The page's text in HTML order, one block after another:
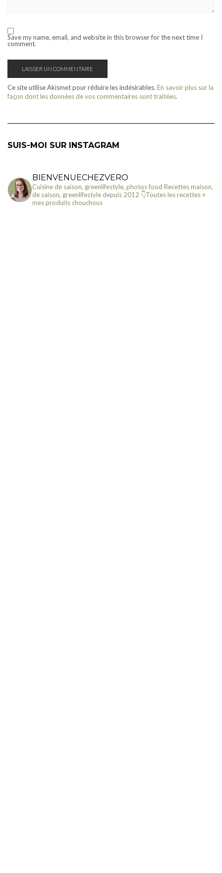
Save my name, email, and website in this browser for the next time I
comment.
Ce site utilise Akismet pour réduire les indésirables. En savoir plus sur la
façon dont les données de vos commentaires sont traitées.
SUIS-MOI SUR INSTAGRAM
BIENVENUECHEZVERO
Cuisine de saison, greenlifestyle, photos food Recettes maison,
de saison, greenlifestyle depuis 2012 👇Toutes les recettes +
mes produits chouchous